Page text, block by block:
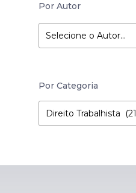
Por Autor
Selecione o Autor…
Por Categoria
Categoria
Direito Trabalhista
Categoria